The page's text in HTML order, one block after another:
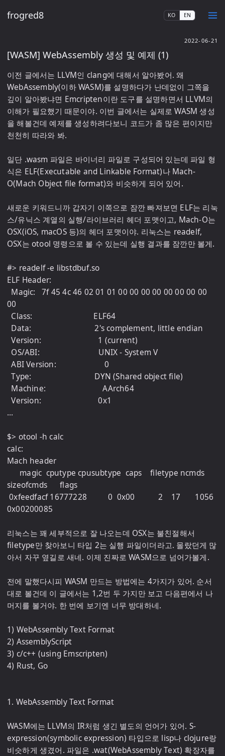
frogred8 KO EN
2022-06-21
[WASM] WebAssembly 생성 및 예제 (1)
이전 글에서는 LLVM인 clang에 대해서 알아봤어. 왜
WebAssembly(이하 WASM)를 설명하다가 난데없이 그쪽을
깊이 알아봤냐면 Emcripten이란 도구를 설명하면서 LLVM의
이해가 필요했기 때문이야. 이번 글에서는 실제로 WASM 생성
을 해볼건데 예제를 생성하려다보니 코드가 좀 많은 편이지만
천천히 따라와 봐.
일단 .wasm 파일은 바이너리 파일로 구성되어 있는데 파일 형
식은 ELF(Executable and Linkable Format)나 Mach-
O(Mach Object file format)와 비슷하게 되어 있어.
새로운 키워드니까 갑자기 이쪽으로 잠깐 빠져보면 ELF는 리눅
스/유닉스 계열의 실행/라이브러리 헤더 포맷이고, Mach-O는
OSX(iOS, macOS 등)의 헤더 포맷이야. 리눅스는 readelf,
OSX는 otool 명령으로 볼 수 있는데 실행 결과를 잠깐만 볼게.
#> readelf -e libstdbuf.so
ELF Header:
00
  Version:                           1 (current)
  ABI Version:                       0
  Type:                              DYN (Shared object file)
  Version:                           0x1
...
$> otool -h calc
calc:
Mach header
sizeofcmds      flags
0xfeedfacf 16777228          0  0x00           2    17       1056
0x00200085
리눅스는 꽤 세부적으로 잘 나오는데 OSX는 불친절해서
filetype만 찾아보니 타입 2는 실행 파일이더라고. 몰랐던게 많
아서 자꾸 옆길로 새네. 이제 진짜로 WASM으로 넘어가볼게.
전에 말했다시피 WASM 만드는 방법에는 4가지가 있어. 순서
대로 볼건데 이 글에서는 1,2번 두 가지만 보고 다음편에서 나
머지를 볼거야. 한 번에 보기엔 너무 방대하네.
1) WebAssembly Text Format
2) AssemblyScript
3) c/c++ (using Emscripten)
4) Rust, Go
1. WebAssembly Text Format
WASM에는 LLVM의 IR처럼 생긴 별도의 언어가 있어. S-
expression(symbolic expression) 타입으로 lisp나 clojure랑
비슷하게 생겼어. 파일은 .wat(WebAssembly Text) 확장자를